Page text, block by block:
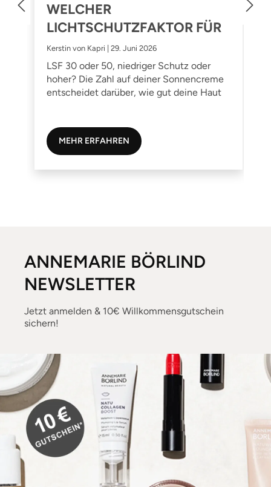
FÜR
niedriger Schutz oder
auf deiner Sonnencreme
wie gut deine Haut
GLOWY SKIN
Nadja Rückert | 26. Mai 2026
Teint, der auch ohne
Skin ist ein Zeichen
Haut richtig gut geht. D...
ANNEMARIE BÖRLIND
NEWSLETTER
Jetzt anmelden & 10€ Willkommensgutschein
sichern!